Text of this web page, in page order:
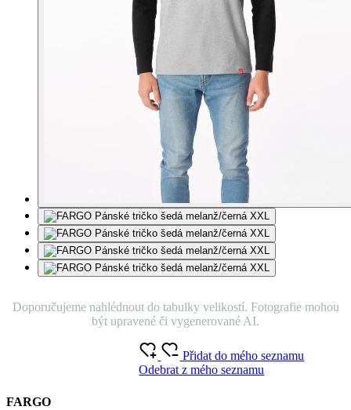
Doporučujeme nahlédnout do tabulky velikostí. Fotografie mohou
být upravené či vygenerované AI.
FARGO
Přidat do mého seznamu
Odebrat z mého seznamu